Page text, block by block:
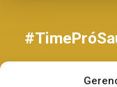
Programa de